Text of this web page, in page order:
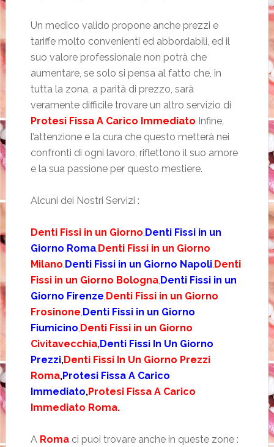
Un medico valido propone anche prezzi e
tariffe molto convenienti ed abbordabili, ed il
suo valore professionale non potrà che
aumentare, se solo si pensa al fatto che, in
tutta la zona, a parità di prezzo, sarà
veramente difficile trovare un altro servizio di
Protesi Fissa A Carico Immediato Infine,
l’attenzione e la cura che questo metterà nei
confronti di ogni lavoro, riflettono il suo amore
e la sua passione per questo mestiere.
Alcuni dei Nostri Servizi :
Denti Fissi in un Giorno Denti Fissi in un
Giorno Roma, Denti Fissi in un Giorno
Milano Denti Fissi in un Giorno Napoli, Denti
Fissi in un Giorno Bologna, Denti Fissi in un
Giorno Firenze Denti Fissi in un Giorno
Frosinone Denti Fissi in un Giorno
Fiumicino Denti Fissi in un Giorno
Civitavecchia,Denti Fissi In Un Giorno
Prezzi,Denti Fissi In Un Giorno Prezzi
Roma,Protesi Fissa A Carico
Immediato,Protesi Fissa A Carico
Immediato Roma.
A Romaci puoi trovare anche in queste zone :